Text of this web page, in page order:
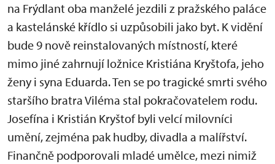
na Frýdlant oba manželé jezdili z pražského paláce
a kastelánské křídlo si uzpůsobili jako byt. K vidění
bude 9 nově reinstalovaných místností, které
mimo jiné zahrnují ložnice Kristiána Kryštofa, jeho
ženy i syna Eduarda. Ten se po tragické smrti svého
staršího bratra Viléma stal pokračovatelem rodu.
Josefína i Kristián Kryštof byli velcí milovníci
umění, zejména pak hudby, divadla a malířství.
Finančně podporovali mladé umělce, mezi nimiž